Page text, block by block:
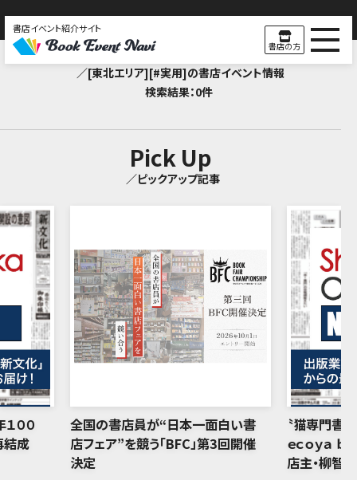
書店イベント紹介サイト
書店の方
Search Result
／[東北エリア][#実用]の書店イベント情報
検索結果：0件
Pick Up
／ピックアップ記事
００
結成
全国の書店員が“日本一面白い書
店フェア”を競う「BFC」第3回開催
決定
〝猫専門書
ｅｃｏｙａ ｂ
店主・柳智